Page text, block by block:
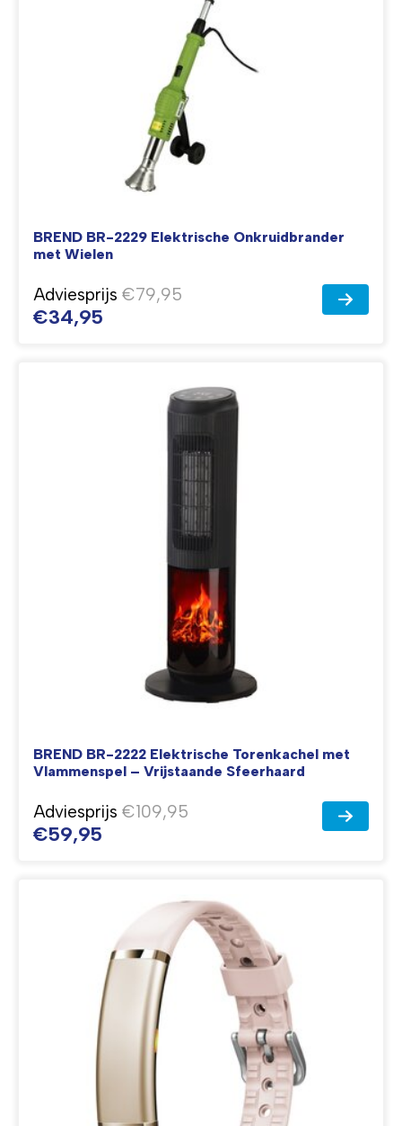
BREND BR-2229 Elektrische Onkruidbrander
met Wielen
Adviesprijs €79,95
€34,95
BREND BR-2222 Elektrische Torenkachel met
Vlammenspel – Vrijstaande Sfeerhaard
Adviesprijs €109,95
€59,95